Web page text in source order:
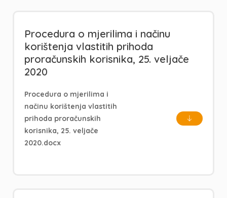
Procedura o mjerilima i načinu
korištenja vlastitih prihoda
proračunskih korisnika, 25. veljače
2020
Procedura o mjerilima i
načinu korištenja vlastitih
prihoda proračunskih
korisnika, 25. veljače
2020.docx